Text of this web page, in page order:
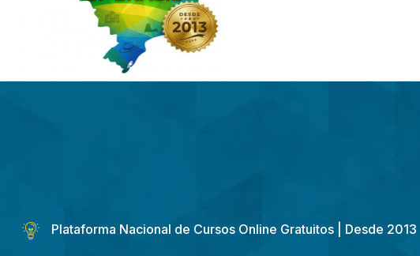
Plataforma Nacional de Cursos Online Gratuitos | Desde 2013